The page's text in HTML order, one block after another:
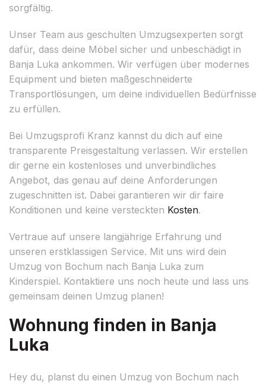
sorgfältig.
Unser Team aus geschulten Umzugsexperten sorgt
dafür, dass deine Möbel sicher und unbeschädigt in
Banja Luka ankommen. Wir verfügen über modernes
Equipment und bieten maßgeschneiderte
Transportlösungen, um deine individuellen Bedürfnisse
zu erfüllen.
Bei Umzugsprofi Kranz kannst du dich auf eine
transparente Preisgestaltung verlassen. Wir erstellen
dir gerne ein kostenloses und unverbindliches
Angebot, das genau auf deine Anforderungen
zugeschnitten ist. Dabei garantieren wir dir faire
Konditionen und keine versteckten Kosten.
Vertraue auf unsere langjährige Erfahrung und
unseren erstklassigen Service. Mit uns wird dein
Umzug von Bochum nach Banja Luka zum
Kinderspiel. Kontaktiere uns noch heute und lass uns
gemeinsam deinen Umzug planen!
Wohnung finden in Banja
Luka
Hey du, planst du einen Umzug von Bochum nach